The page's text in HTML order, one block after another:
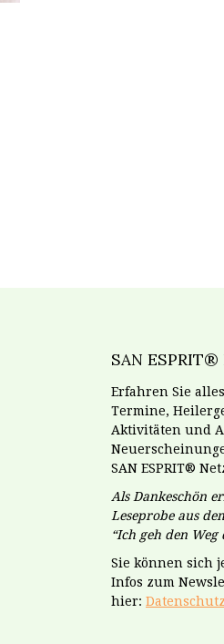
SAN
Erfahren Sie
Termine,
Aktivitäten und
SAN ESPRIT®
Als Dankeschön
Leseprobe aus
“Ich geh den
Sie können sich
Infos zum
hier: